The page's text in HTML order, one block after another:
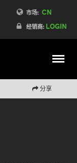
市场: CN
经销商: LOGIN
Meny
分享